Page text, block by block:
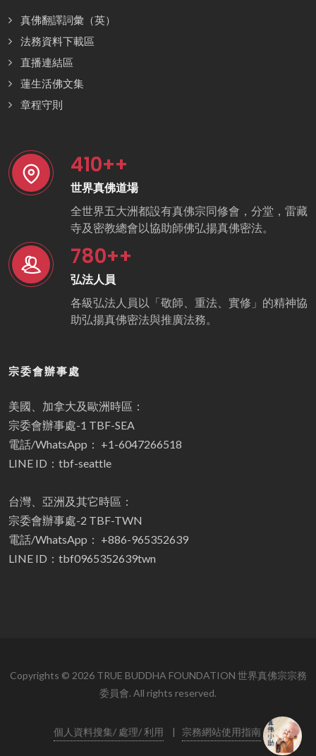
真佛翻譯詞彙（英）
法務資料下載區
直播連結區
蓮生活佛文集
章程守則
410++
世界真佛道場
全世界五大洲都設有真佛宗同修會，分堂，雷藏
寺及密教總會以協助師佛弘揚真佛密法。
780++
弘法人員
各級弘法人員以「敬師、重法、實修」的精神協
助弘揚真佛密法與推廣法務。
宗委會辦事處
美國、加拿大及歐洲時區：
宗委會辦事處-1 TBF-SEA
電話/WhatsApp： +1-6047266518
LINE ID：tbf-seattle
台灣、亞洲及其它時區：
宗委會辦事處-2 TBF-TWN
電話/WhatsApp： +886-965352639
LINE ID：tbf0965352639twn
Copyrights © 2026 TRUE BUDDHA FOUNDATION 世界真佛宗宗務
委員會. All rights reserved.
個人資料搜集/ 處理/ 利用 | 宗務網站使用指南